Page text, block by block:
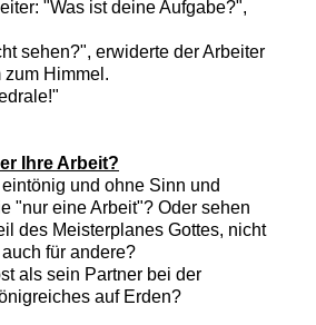
"Was ist deine Aufgabe?",
sehen?", erwiderte der Arbeiter
zum Himmel.
Ihre Arbeit?
und ohne Sinn und
"nur eine Arbeit"? Oder sehen
des Meisterplanes Gottes, nicht
für andere?
als sein Partner bei der
auf Erden?